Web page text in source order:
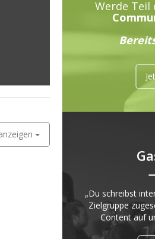
Werde Teil
„Du schreibst
Zielgruppe
Content auf